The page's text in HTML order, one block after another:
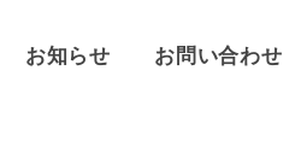
お知らせ お問い合わせ